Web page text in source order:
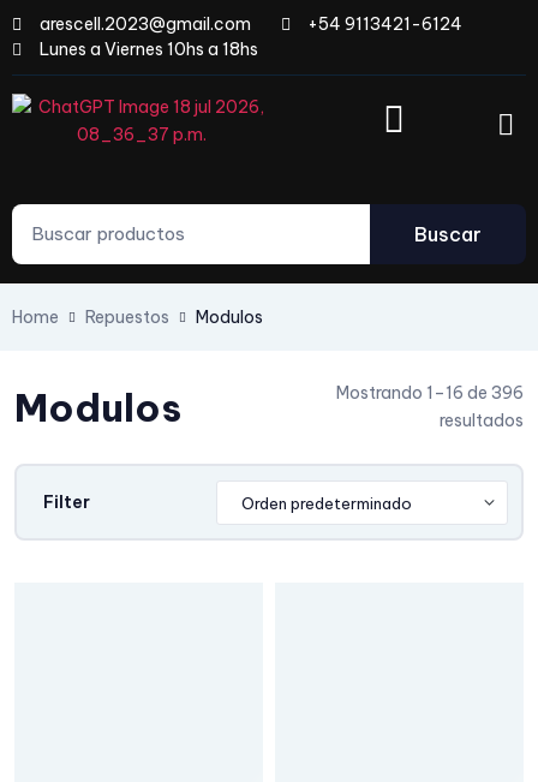
arescell.2023@gmail.com
+54 9113421-6124
Lunes a Viernes 10hs a 18hs
Buscar
Home Repuestos Modulos
Modulos
Mostrando 1–16 de 396
resultados
Filter